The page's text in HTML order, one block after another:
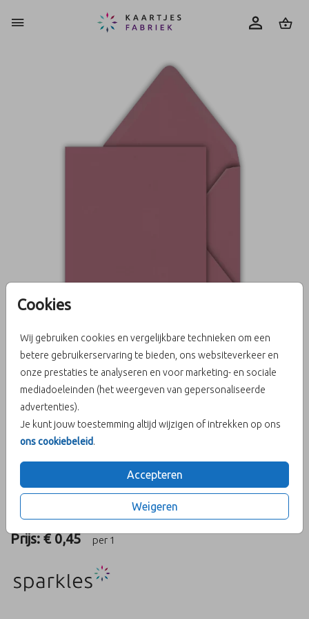
Cookies
Wij gebruiken cookies en vergelijkbare technieken om een
betere gebruikerservaring te bieden, ons websiteverkeer en
onze prestaties te analyseren en voor marketing- en sociale
mediadoeleinden (het weergeven van gepersonaliseerde
advertenties).
Je kunt jouw toestemming altijd wijzigen of intrekken op ons
ons cookiebeleid.
Accepteren
Weigeren
Berry 12 x 12
Aantal x 1 Prijs:€ 0,45
OMSCHRIJVING
Prijs:€ 0,45 per 1